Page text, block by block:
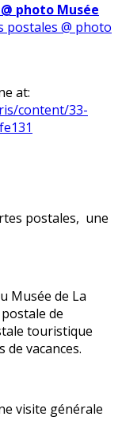
photo Musée
postales @ photo
at:
content/33-
postales, une
Musée de La
de
touristique
vacances.
visite générale